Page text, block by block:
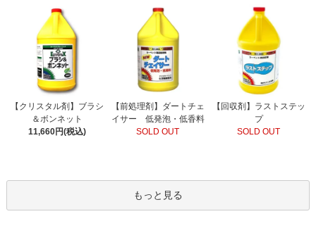
【クリスタル剤】ブラシ
＆ボンネット
11,660円(税込)
【前処理剤】ダートチェ
イサー 低発泡・低香料
SOLD OUT
【回収剤】ラストステッ
プ
SOLD OUT
もっと見る